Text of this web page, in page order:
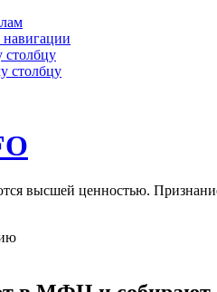
навигации
столбцу
столбцу
высшей ценностью.